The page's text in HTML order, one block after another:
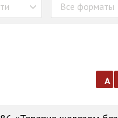
Все форматы
а